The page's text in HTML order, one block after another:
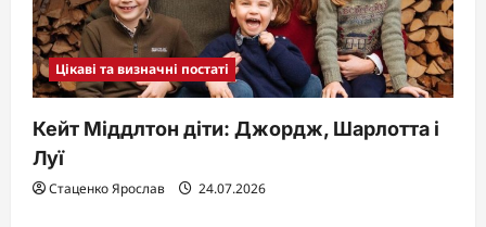
Цікаві та визначні постаті
Кейт Міддлтон діти: Джордж, Шарлотта і
Луї
Стаценко Ярослав 24.07.2026